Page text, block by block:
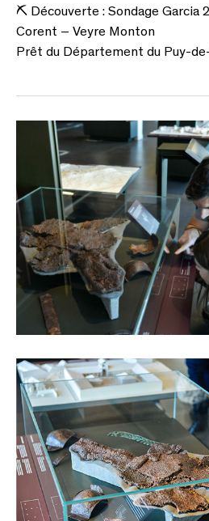
⛏ Découverte : Sondage Garcia
Corent – Veyre Monton
Prêt du Département du Puy-